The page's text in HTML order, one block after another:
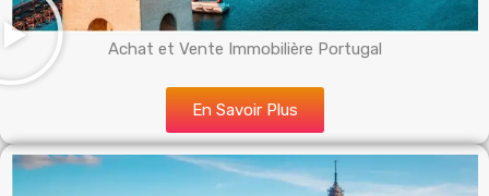
Achat et Vente Immobilière Portugal
En Savoir Plus